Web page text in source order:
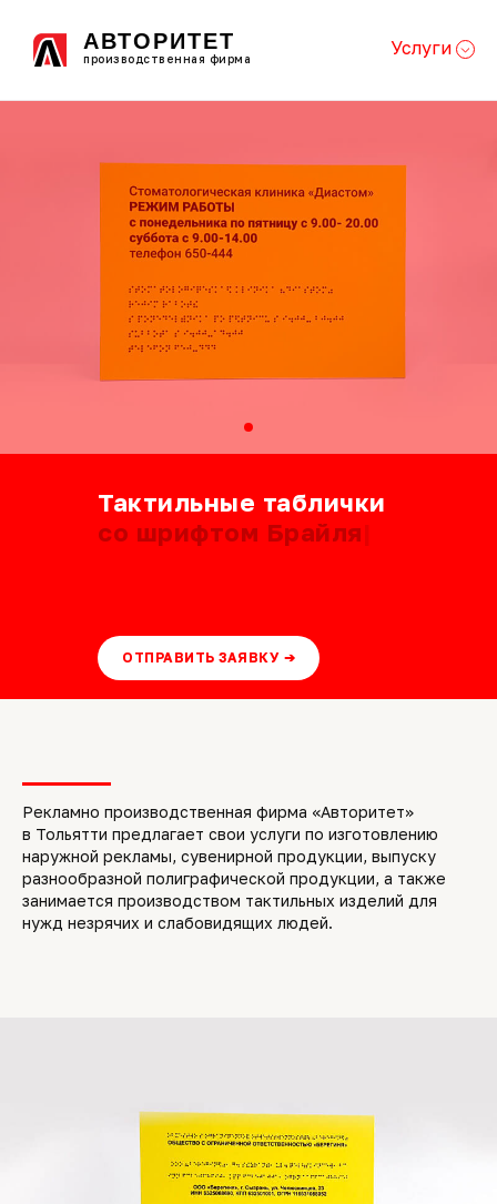
АВТОРИТЕТ
производственная фирма Услуги
Тактильные таблички
со шрифтом Брайля|
ОТПРАВИТЬ ЗАЯВКУ ➔
Рекламно производственная фирма «Авторитет»
в Тольятти предлагает свои услуги по изготовлению
наружной рекламы, сувенирной продукции, выпуску
разнообразной полиграфической продукции, а также
занимается производством тактильных изделий для
нужд незрячих и слабовидящих людей.